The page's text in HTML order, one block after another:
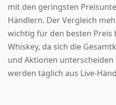
mit den geringsten
Händlern. Der Vergleich
wichtig für den besten Preis
Whiskey, da sich die
und Aktionen unterscheiden
werden täglich aus Live-